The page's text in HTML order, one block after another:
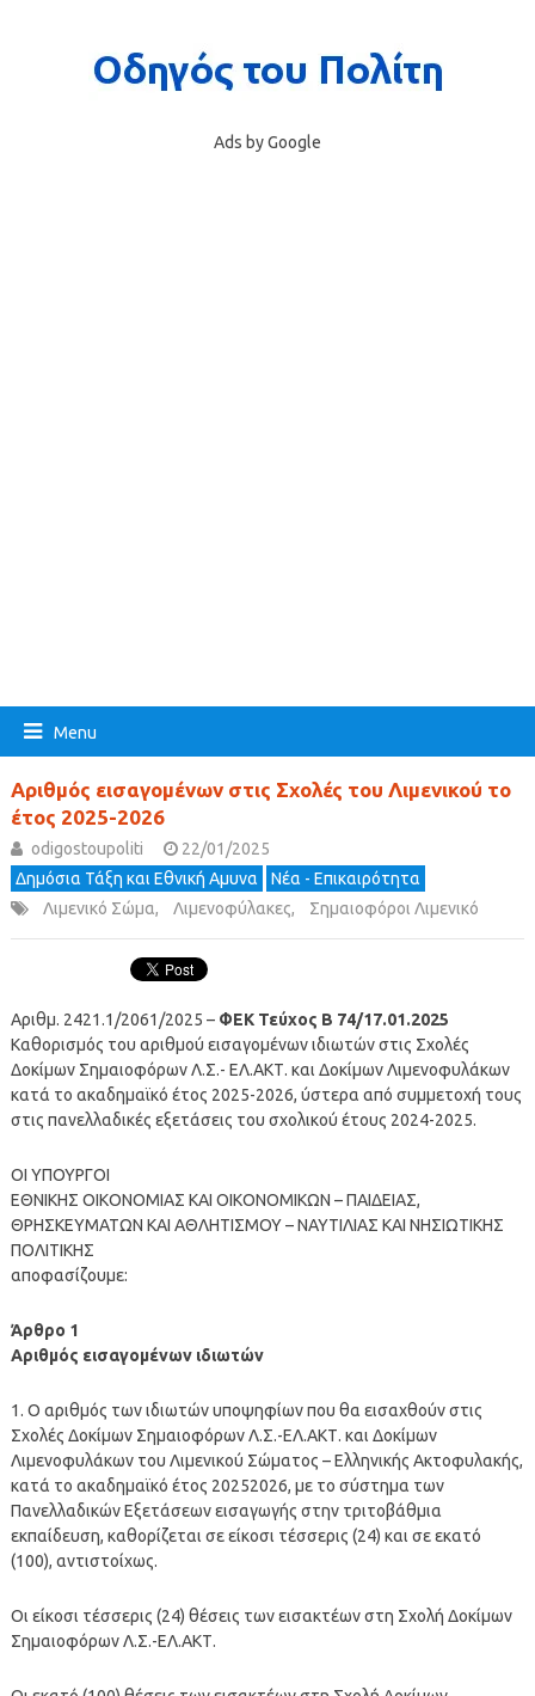
Ads by Google
Menu
Αριθμός εισαγομένων στις Σχολές του Λιμενικού το
έτος 2025-2026
odigostoupoliti
22/01/2025
Δημόσια Τάξη και Εθνική Αμυνα
Νέα - Επικαιρότητα
Λιμενικό Σώμα, Λιμενοφύλακες, Σημαιοφόροι Λιμενικό
Αριθμ. 2421.1/2061/2025 – ΦΕΚ Τεύχος Β 74/17.01.2025
Καθορισμός του αριθμού εισαγομένων ιδιωτών στις Σχολές
Δοκίμων Σημαιοφόρων Λ.Σ.- ΕΛ.ΑΚΤ. και Δοκίμων Λιμενοφυλάκων
κατά το ακαδημαϊκό έτος 2025-2026, ύστερα από συμμετοχή τους
στις πανελλαδικές εξετάσεις του σχολικού έτους 2024-2025.
ΟΙ ΥΠΟΥΡΓΟΙ
ΕΘΝΙΚΗΣ ΟΙΚΟΝΟΜΙΑΣ ΚΑΙ ΟΙΚΟΝΟΜΙΚΩΝ – ΠΑΙΔΕΙΑΣ,
ΘΡΗΣΚΕΥΜΑΤΩΝ ΚΑΙ ΑΘΛΗΤΙΣΜΟΥ – ΝΑΥΤΙΛΙΑΣ ΚΑΙ ΝΗΣΙΩΤΙΚΗΣ
ΠΟΛΙΤΙΚΗΣ
αποφασίζουμε:
Άρθρο 1
Αριθμός εισαγομένων ιδιωτών
1. Ο αριθμός των ιδιωτών υποψηφίων που θα εισαχθούν στις
Σχολές Δοκίμων Σημαιοφόρων Λ.Σ.-ΕΛ.ΑΚΤ. και Δοκίμων
Λιμενοφυλάκων του Λιμενικού Σώματος – Ελληνικής Ακτοφυλακής,
κατά το ακαδημαϊκό έτος 20252026, με το σύστημα των
Πανελλαδικών Εξετάσεων εισαγωγής στην τριτοβάθμια
εκπαίδευση, καθορίζεται σε είκοσι τέσσερις (24) και σε εκατό
(100), αντιστοίχως.
Οι είκοσι τέσσερις (24) θέσεις των εισακτέων στη Σχολή Δοκίμων
Σημαιοφόρων Λ.Σ.-ΕΛ.ΑΚΤ.